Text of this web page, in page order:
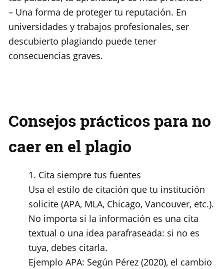
– Una forma de proteger tu reputación. En
universidades y trabajos profesionales, ser
descubierto plagiando puede tener
consecuencias graves.
Consejos prácticos para no
caer en el plagio
Cita siempre tus fuentes
Usa el estilo de citación que tu institución
solicite (APA, MLA, Chicago, Vancouver, etc.).
No importa si la información es una cita
textual o una idea parafraseada: si no es
tuya, debes citarla.
Ejemplo APA: Según Pérez (2020), el cambio